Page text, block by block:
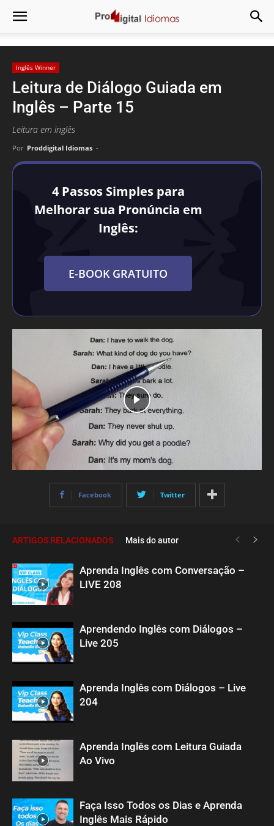
Inglês Winner
Leitura de Diálogo Guiada em
Inglês – Parte 15
Leitura em inglês
Por Proddigital Idiomas -
4 Passos Simples para
Melhorar sua Pronúncia em
Inglês:
E-BOOK GRATUITO
Facebook Twitter
ARTIGOS RELACIONADOS Mais do autor
Aprenda Inglês com Conversação –
LIVE 208
Aprendendo Inglês com Diálogos –
Live 205
Aprenda Inglês com Diálogos – Live
204
Aprenda Inglês com Leitura Guiada
Ao Vivo
Faça Isso Todos os Dias e Aprenda
Inglês Mais Rápido